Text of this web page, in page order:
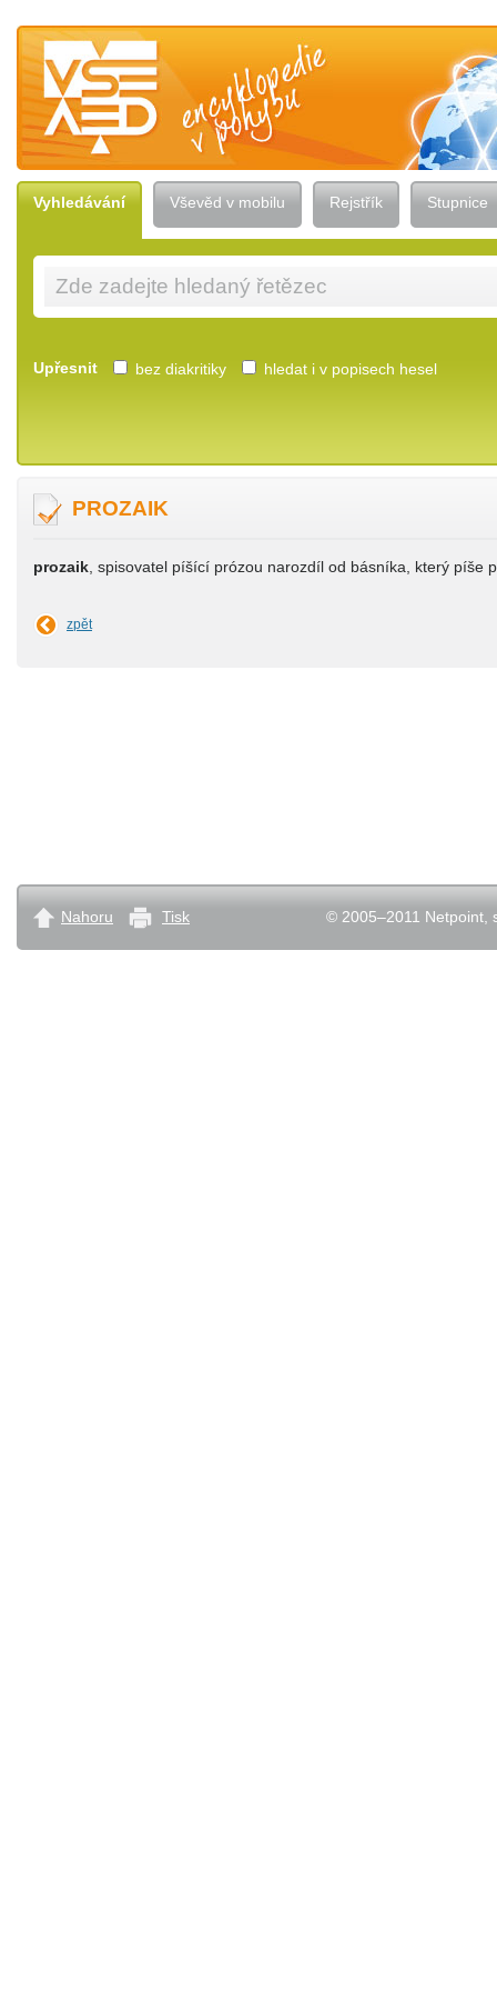
Vševěd — encyklopedie v pohybu
Vyhledávání Vševěd v mobilu Rejstřík Stupnice
Upřesnit bez diakritiky hledat i v popisech hesel
PROZAIK
prozaik, spisovatel píšící prózou narozdíl od básníka, který píše
zpět
© 2005–2011 Netpoint,
Nahoru Tisk